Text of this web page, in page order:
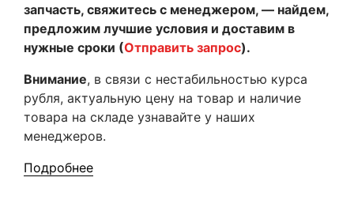
запчасть, свяжитесь с менеджером, — найдем,
предложим лучшие условия и доставим в
нужные сроки (Отправить запрос).
Внимание, в связи с нестабильностью курса
рубля, актуальную цену на товар и наличие
товара на складе узнавайте у наших
менеджеров.
Подробнее